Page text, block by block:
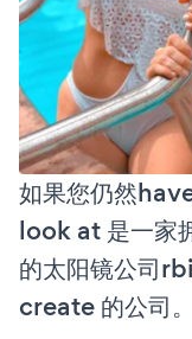
如果您仍然
look at 是一家
的太阳镜公司
create 的公司。